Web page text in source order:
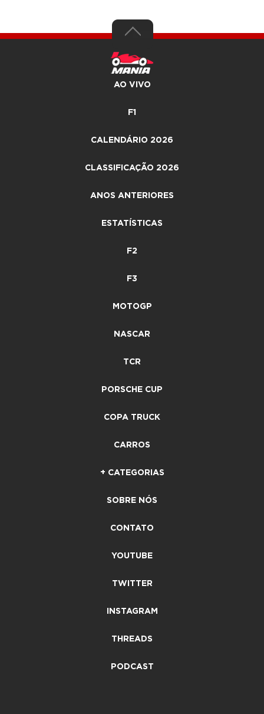
AO VIVO
F1
CALENDÁRIO 2026
CLASSIFICAÇÃO 2026
ANOS ANTERIORES
ESTATÍSTICAS
F2
F3
MOTOGP
NASCAR
TCR
PORSCHE CUP
COPA TRUCK
CARROS
+ CATEGORIAS
SOBRE NÓS
CONTATO
YOUTUBE
TWITTER
INSTAGRAM
THREADS
PODCAST